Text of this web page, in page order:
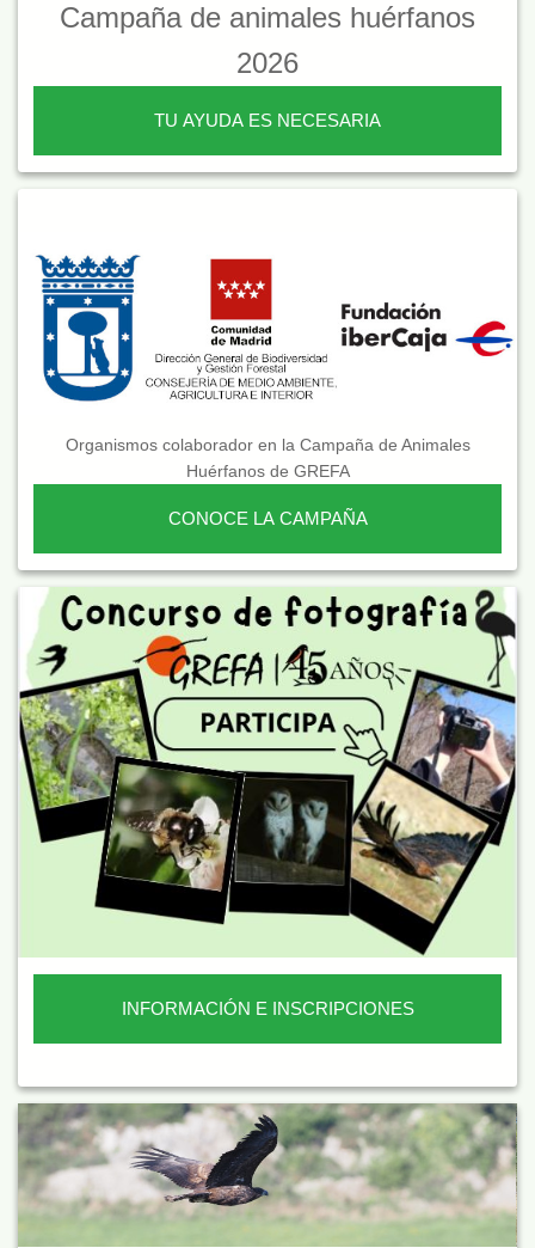
Campaña de animales huérfanos
2026
TU AYUDA ES NECESARIA
Organismos colaborador en la Campaña de Animales
Huérfanos de GREFA
CONOCE LA CAMPAÑA
INFORMACIÓN E INSCRIPCIONES